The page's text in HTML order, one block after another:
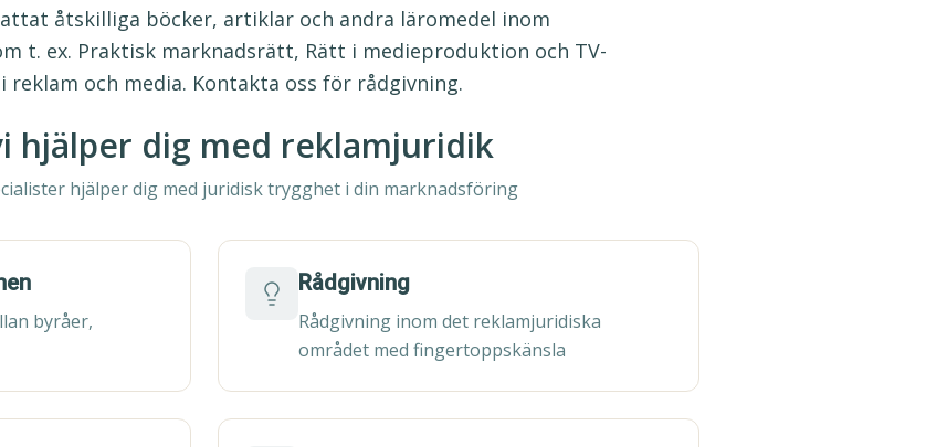
åtskilliga böcker, artiklar och andra läromedel inom
t. ex. Praktisk marknadsrätt, Rätt i medieproduktion och TV-
och media. Kontakta oss för rådgivning.
hjälper dig med reklamjuridik
hjälper dig med juridisk trygghet i din marknadsföring
byråer,
Rådgivning
Rådgivning inom det reklamjuridiska
området med fingertoppskänsla